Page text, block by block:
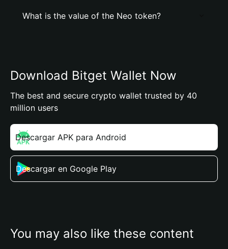
What is the value of the Neo token?
Download Bitget Wallet Now
The best and secure crypto wallet trusted by 40
million users
Descargar APK para Android
Descargar en Google Play
You may also like these content